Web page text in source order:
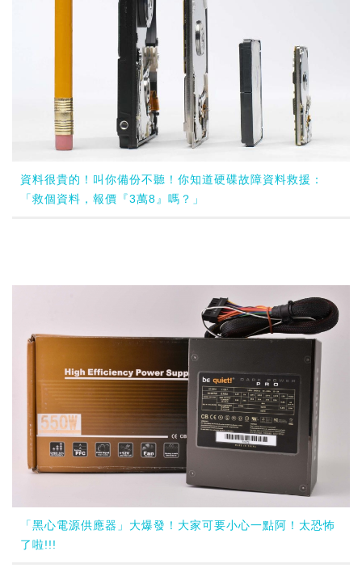
資料很貴的！叫你備份不聽！你知道硬碟故障資料救援：
「救個資料，報價『3萬8』嗎？」
「黑心電源供應器」大爆發！大家可要小心一點阿！太恐怖
了啦!!!